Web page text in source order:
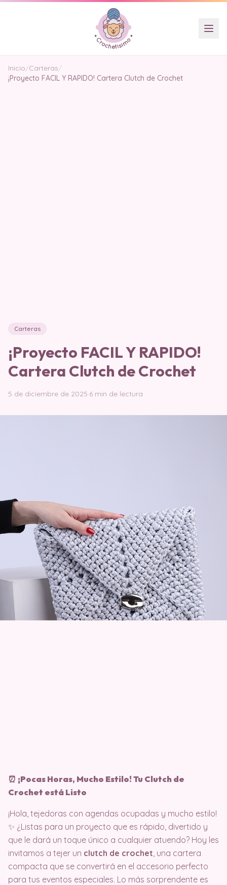
Inicio/Carteras/
¡Proyecto FACIL Y RAPIDO! Cartera Clutch de Crochet
Carteras
¡Proyecto FACIL Y RAPIDO!
Cartera Clutch de Crochet
5 de diciembre de 2025·6 min de lectura
⏰ ¡Pocas Horas, Mucho Estilo! Tu Clutch de
Crochet está Listo
¡Hola, tejedoras con agendas ocupadas y mucho estilo!
✨ ¿Listas para un proyecto que es rápido, divertido y
que le dará un toque único a cualquier atuendo? Hoy les
invitamos a tejer un clutch de crochet, una cartera
compacta que se convertirá en el accesorio perfecto
para tus eventos especiales. Lo más sorprendente es